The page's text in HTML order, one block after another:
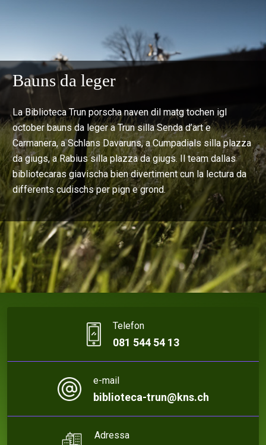
Bauns da leger
La Biblioteca Trun porscha naven dil matg tochen igl
october bauns da leger a Trun silla Senda d’art e
Carmanera, a Schlans Davaruns, a Cumpadials silla plazza
da giugs, a Rabius silla plazza da giugs. Il team dallas
bibliotecaras giavischa bien divertiment cun la lectura da
differents cudischs per pign e grond.
Telefon
081 544 54 13
e-mail
biblioteca-trun@kns.ch
Adressa